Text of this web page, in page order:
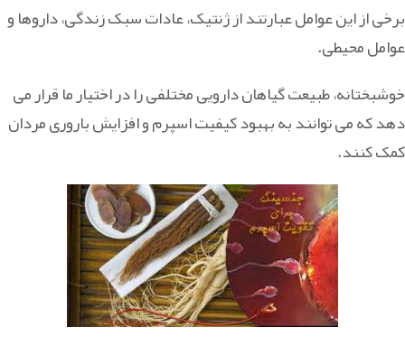
برخی از این عوامل عبارتند از ژنتیک، عادات سبک زندگی، داروها و
عوامل محیطی.
خوشبختانه، طبیعت گیاهان دارویی مختلفی را در اختیار ما قرار می
دهد که می توانند به بهبود کیفیت اسپرم و افزایش باروری مردان
کمک کنند.